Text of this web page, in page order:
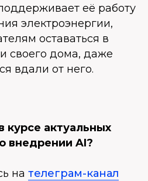
её работу
электроэнергии,
оставаться в
своего дома, даже
вдали от него.
курсе актуальных
внедрении AI?
на телеграм-канал